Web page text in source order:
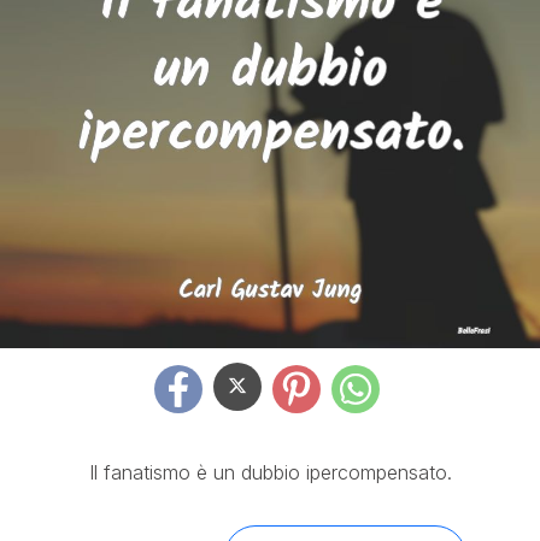
Il fanatismo è un dubbio ipercompensato.